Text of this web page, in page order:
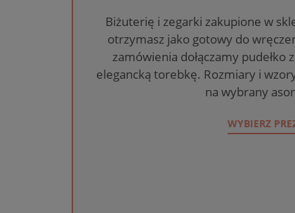
Biżuterię i zegarki zakupione w
otrzymasz jako gotowy do
zamówienia dołączamy pudełko
elegancką torebkę. Rozmiary i
na wybrany
WYBIERZ